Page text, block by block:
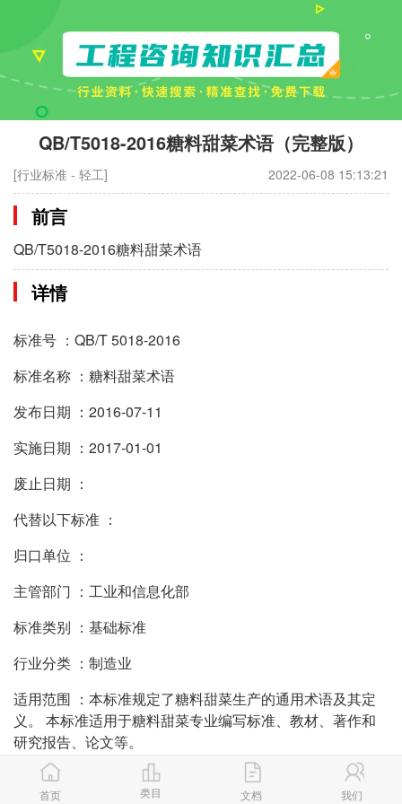
QB/T5018-2016糖料甜菜术语（完整版）
[行业标准 - 轻工] 2022-06-08 15:13:21
前言
QB/T5018-2016糖料甜菜术语
详情
标准号 ：QB/T 5018-2016
标准名称 ：糖料甜菜术语
发布日期 ：2016-07-11
实施日期 ：2017-01-01
废止日期 ：
代替以下标准 ：
归口单位 ：
主管部门 ：工业和信息化部
标准类别 ：基础标准
行业分类 ：制造业
适用范围 ：本标准规定了糖料甜菜生产的通用术语及其定
义。 本标准适用于糖料甜菜专业编写标准、教材、著作和
研究报告、论文等。
首页 类目 文档 我们